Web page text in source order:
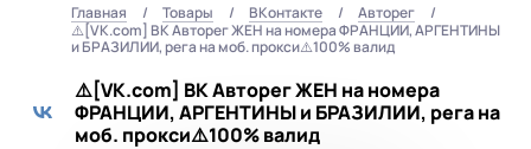
Главная Товары ВКонтакте
Авторег
⚠️[VK.com] ВК Авторег ЖЕН на номера ФРАНЦИИ, АРГЕНТИНЫ
и БРАЗИЛИИ, рега на моб. прокси⚠️100% валид
⚠️[VK.com] ВК Авторег ЖЕН на номера
ФРАНЦИИ, АРГЕНТИНЫ и БРАЗИЛИИ, рега на
моб. прокси⚠️100% валид